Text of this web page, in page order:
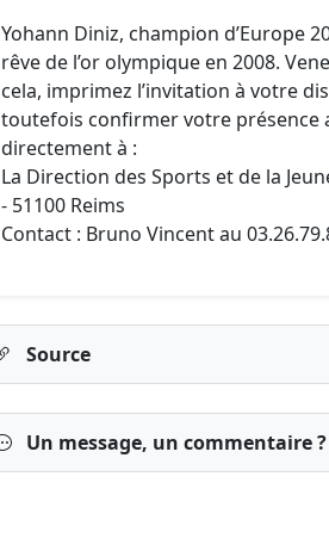
Yohann Diniz, champion d’Europe
rêve de l’or olympique en 2008.
cela, imprimez l’invitation à votre
toutefois confirmer votre présence
directement à :
La Direction des Sports et de la
- 51100 Reims
Contact : Bruno Vincent au
Source
Un message, un commentaire ?